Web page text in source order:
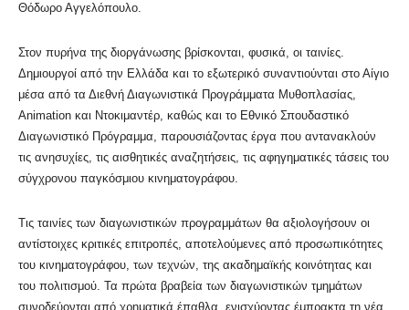
Θόδωρο Αγγελόπουλο.
Στον πυρήνα της διοργάνωσης βρίσκονται, φυσικά, οι ταινίες.
Δημιουργοί από την Ελλάδα και το εξωτερικό συναντιούνται στο Αίγιο
μέσα από τα Διεθνή Διαγωνιστικά Προγράμματα Μυθοπλασίας,
Animation και Ντοκιμαντέρ, καθώς και το Εθνικό Σπουδαστικό
Διαγωνιστικό Πρόγραμμα, παρουσιάζοντας έργα που αντανακλούν
τις ανησυχίες, τις αισθητικές αναζητήσεις, τις αφηγηματικές τάσεις του
σύγχρονου παγκόσμιου κινηματογράφου.
Τις ταινίες των διαγωνιστικών προγραμμάτων θα αξιολογήσουν οι
αντίστοιχες κριτικές επιτροπές, αποτελούμενες από προσωπικότητες
του κινηματογράφου, των τεχνών, της ακαδημαϊκής κοινότητας και
του πολιτισμού. Τα πρώτα βραβεία των διαγωνιστικών τμημάτων
συνοδεύονται από χρηματικά έπαθλα, ενισχύοντας έμπρακτα τη νέα